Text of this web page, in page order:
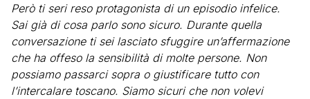
Però ti seri reso protagonista di un episodio infelice.
Sai già di cosa parlo sono sicuro. Durante quella
conversazione ti sei lasciato sfuggire un’affermazione
che ha offeso la sensibilità di molte persone. Non
possiamo passarci sopra o giustificare tutto con
l’intercalare toscano. Siamo sicuri che non volevi